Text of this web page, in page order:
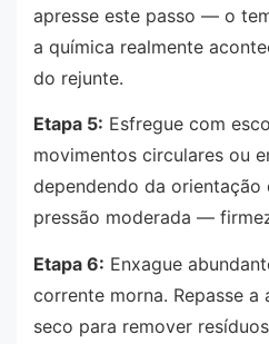
apresse este passo — o
a química realmente
do rejunte.
Etapa 5: Esfregue com
movimentos circulares ou
dependendo da orientação
pressão moderada —
Etapa 6: Enxague
corrente morna. Repasse a
seco para remover